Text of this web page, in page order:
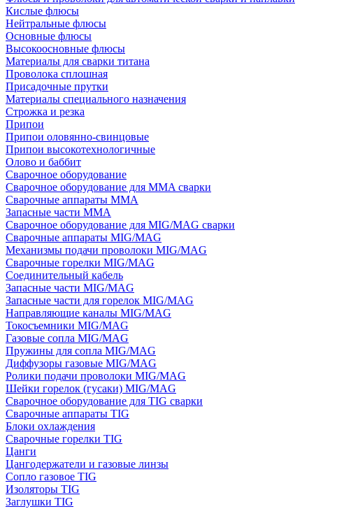
Кислые флюсы
Нейтральные флюсы
Основные флюсы
Высокоосновные флюсы
Материалы для сварки титана
Проволока сплошная
Присадочные прутки
Материалы специального назначения
Строжка и резка
Припои
Припои оловянно-свинцовые
Припои высокотехнологичные
Олово и баббит
Сварочное оборудование
Сварочное оборудование для MMA сварки
Сварочные аппараты MMA
Запасные части MMA
Сварочное оборудование для MIG/MAG сварки
Сварочные аппараты MIG/MAG
Механизмы подачи проволоки MIG/MAG
Сварочные горелки MIG/MAG
Соединительный кабель
Запасные части MIG/MAG
Запасные части для горелок MIG/MAG
Направляющие каналы MIG/MAG
Токосъемники MIG/MAG
Газовые сопла MIG/MAG
Пружины для сопла MIG/MAG
Диффузоры газовые MIG/MAG
Ролики подачи проволоки MIG/MAG
Шейки горелок (гусаки) MIG/MAG
Сварочное оборудование для TIG сварки
Сварочные аппараты TIG
Блоки охлаждения
Сварочные горелки TIG
Цанги
Цангодержатели и газовые линзы
Сопло газовое TIG
Изоляторы TIG
Заглушки TIG